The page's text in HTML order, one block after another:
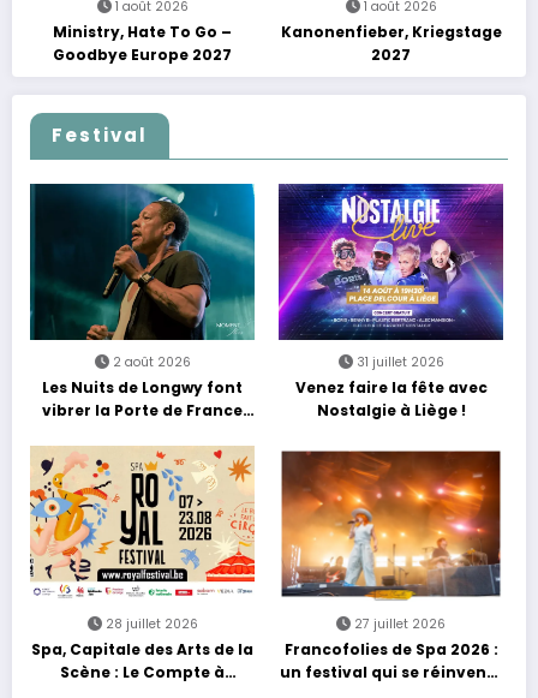
1 août 2026
Ministry, Hate To Go –
Goodbye Europe 2027
1 août 2026
Kanonenfieber, Kriegstage
2027
Festival
2 août 2026
Les Nuits de Longwy font
vibrer la Porte de France
découvertes et énergie
reggae
31 juillet 2026
Venez faire la fête avec
Nostalgie à Liège !
28 juillet 2026
Spa, Capitale des Arts de la
Scène : Le Compte à
27 juillet 2026
Francofolies de Spa 2026 :
un festival qui se réinvente